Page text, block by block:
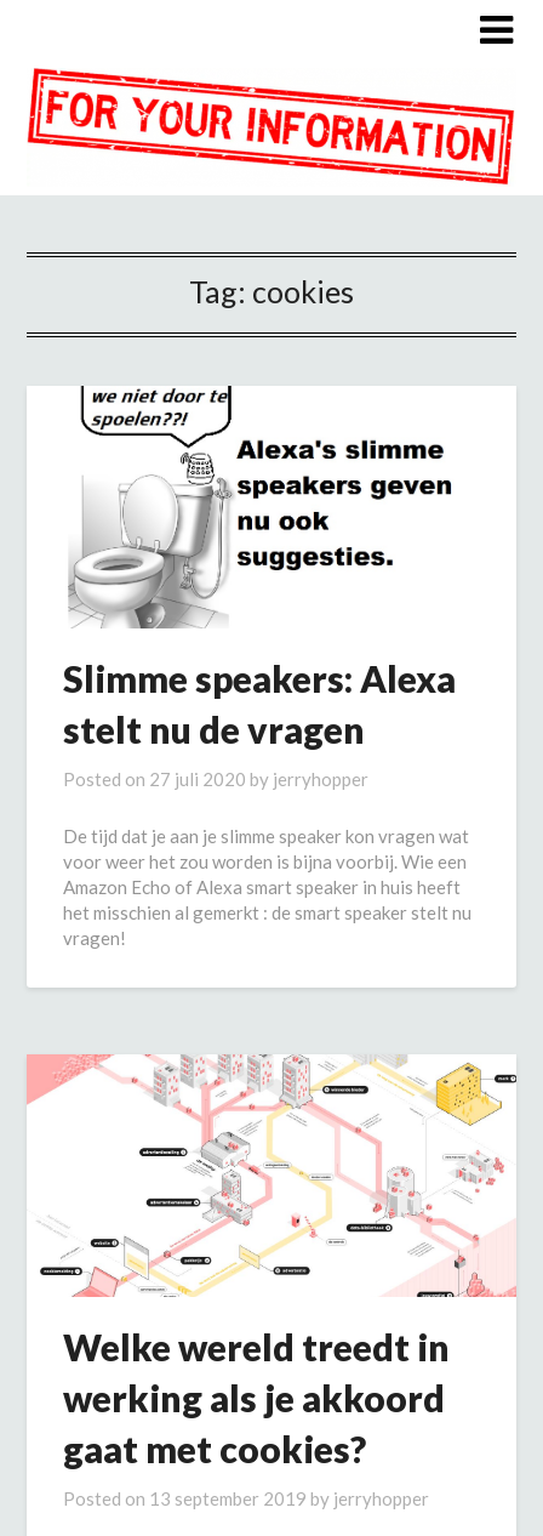
Tag: cookies
Slimme speakers: Alexa
stelt nu de vragen
Posted on 27 juli 2020 by jerryhopper
De tijd dat je aan je slimme speaker kon vragen wat
voor weer het zou worden is bijna voorbij. Wie een
Amazon Echo of Alexa smart speaker in huis heeft
het misschien al gemerkt : de smart speaker stelt nu
vragen!
Welke wereld treedt in
werking als je akkoord
gaat met cookies?
Posted on 13 september 2019 by jerryhopper